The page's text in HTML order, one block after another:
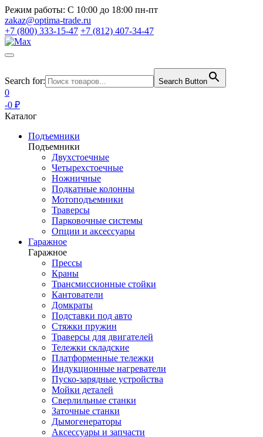
Режим работы: С 10:00 до 18:00 пн-пт
zakaz@optima-trade.ru
+7 (800) 333-15-47 +7 (812) 407-34-47
Search for: Search Button
0
-0 ₽
Каталог
Подъемники
Подъемники
Двухстоечные
Четырехстоечные
Ножничные
Подкатные колонны
Мотоподъемники
Траверсы
Парковочные системы
Опции и аксессуары
Гаражное
Гаражное
Прессы
Краны
Трансмиссионные стойки
Кантователи
Домкраты
Подставки под авто
Стяжки пружин
Траверсы для двигателей
Тележки складские
Платформенные тележки
Индукционные нагреватели
Пуско-зарядные устройства
Мойки деталей
Сверлильные станки
Заточные станки
Дымогенераторы
Аксессуары и запчасти